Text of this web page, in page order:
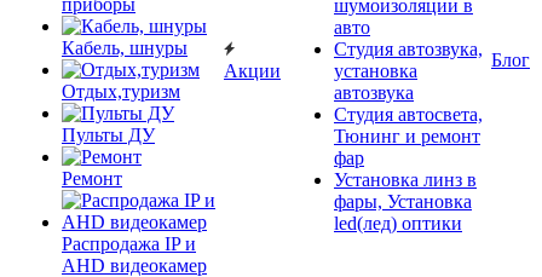
приборы
Кабель, шнуры
Отдых,туризм
Пульты ДУ
Ремонт
Распродажа IP и
AHD видеокамер
Акции
шумоизоляции в
авто
Студия автозвука,
установка
автозвука
Студия автосвета,
Тюнинг и ремонт
фар
Установка линз в
фары, Установка
led(лед) оптики
Блог